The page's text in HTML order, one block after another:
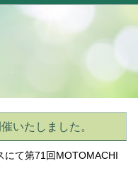
いたしました。
にて第71回MOTOMACHI